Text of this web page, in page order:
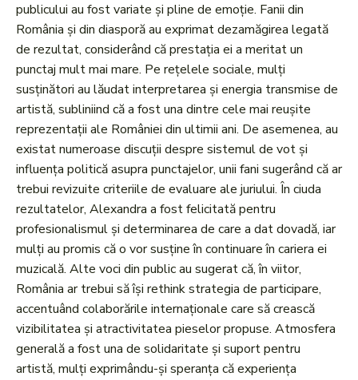
publicului au fost variate și pline de emoție. Fanii din
România și din diasporă au exprimat dezamăgirea legată
de rezultat, considerând că prestația ei a meritat un
punctaj mult mai mare. Pe rețelele sociale, mulți
susținători au lăudat interpretarea și energia transmise de
artistă, subliniind că a fost una dintre cele mai reușite
reprezentații ale României din ultimii ani. De asemenea, au
existat numeroase discuții despre sistemul de vot și
influența politică asupra punctajelor, unii fani sugerând că ar
trebui revizuite criteriile de evaluare ale juriului. În ciuda
rezultatelor, Alexandra a fost felicitată pentru
profesionalismul și determinarea de care a dat dovadă, iar
mulți au promis că o vor susține în continuare în cariera ei
muzicală. Alte voci din public au sugerat că, în viitor,
România ar trebui să își rethink strategia de participare,
accentuând colaborările internaționale care să crească
vizibilitatea și atractivitatea pieselor propuse. Atmosfera
generală a fost una de solidaritate și suport pentru
artistă, mulți exprimându-și speranța că experiența